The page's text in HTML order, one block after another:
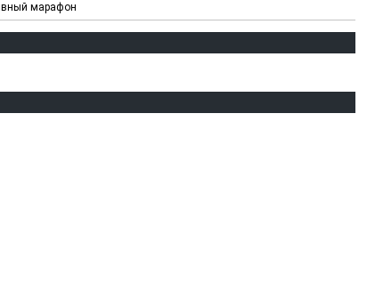
марафон
ЧЕЧНЯ. Обарг Варин
илли
ЧЕЧНЯ. Хьаьжин
мурд - обарг Вара